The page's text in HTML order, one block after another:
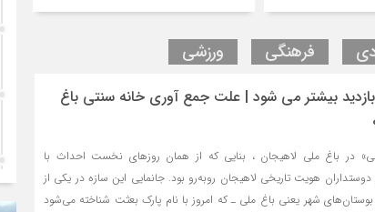
فرهنگی
ورزشی
بیشتر می شود | علت جمع آوری خانه سنتی باغ
در باغ ملی لاهیجان ، بنایی که از همان روزهای نخست احداث با
دوستداران هویت تاریخی لاهیجان روبه‌رو بود. جانمایی این سازه در یکی از
بوستان‌های شهر یعنی باغ ملی ـ که امروز با نام پارک بعثت شناخته می‌شود